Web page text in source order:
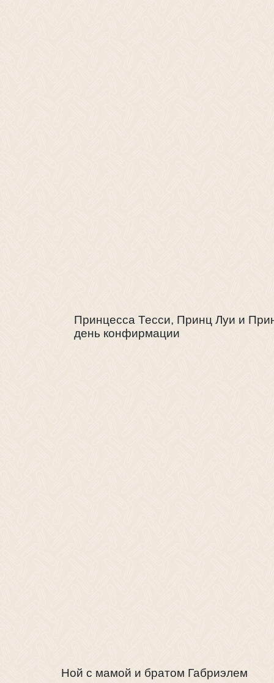
Принцесса Тесси, Принц Луи и
день конфирмации
Ной с мамой и братом Габриэлем